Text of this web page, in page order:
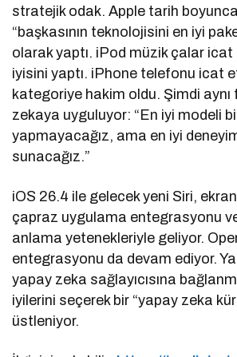
stratejik odak. Apple tarih
“başkasının teknolojisini en iyi
olarak yaptı. iPod müzik çalar
iyisini yaptı. iPhone telefonu icat
kategoriye hakim oldu. Şimdi
zekaya uyguluyor: “En iyi modeli
yapmayacağız, ama en iyi
sunacağız.”
iOS 26.4 ile gelecek yeni Siri, ekran
çapraz uygulama entegrasyonu
anlama yetenekleriyle geliyor.
entegrasyonu da devam ediyor.
yapay zeka sağlayıcısına
iyilerini seçerek bir “yapay zeka
üstleniyor.